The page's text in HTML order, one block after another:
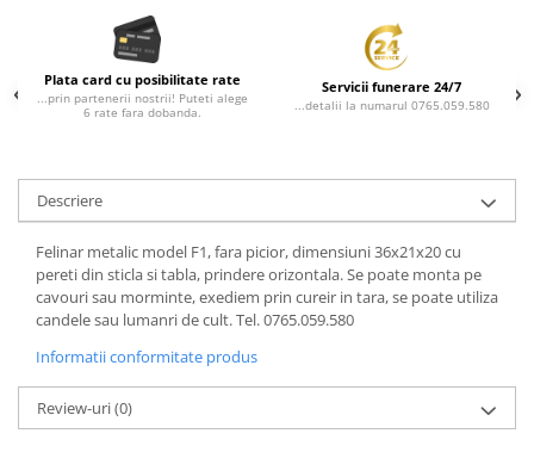
Placa comemorativa QR
REDUCERI SI PROMOTII
Plata card cu posibilitate rate
...prin partenerii nostrii! Puteti alege
6 rate fara dobanda.
Servicii funerare 24/7
...detalii la numarul 0765.059.580
Descriere
Felinar metalic model F1, fara picior, dimensiuni 36x21x20 cu
pereti din sticla si tabla, prindere orizontala. Se poate monta pe
cavouri sau morminte, exediem prin cureir in tara, se poate utiliza
candele sau lumanri de cult. Tel. 0765.059.580
Informatii conformitate produs
Review-uri(0)